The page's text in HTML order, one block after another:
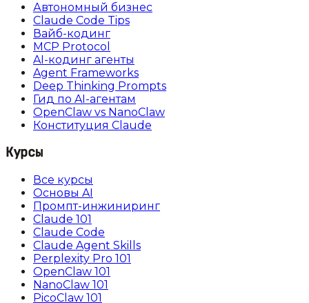
Автономный бизнес
Claude Code Tips
Вайб-кодинг
MCP Protocol
AI-кодинг агенты
Agent Frameworks
Deep Thinking Prompts
Гид по AI-агентам
OpenClaw vs NanoClaw
Конституция Claude
Курсы
Все курсы
Основы AI
Промпт-инжиниринг
Claude 101
Claude Code
Claude Agent Skills
Perplexity Pro 101
OpenClaw 101
NanoClaw 101
PicoClaw 101